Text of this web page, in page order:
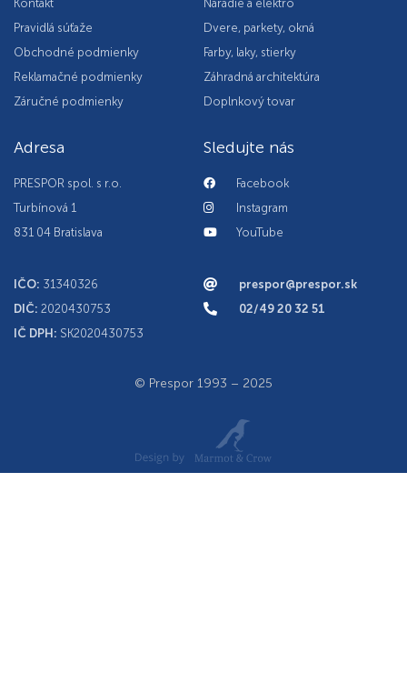
Kontakt
Pravidlá súťaže
Obchodné podmienky
Reklamačné podmienky
Záručné podmienky
Náradie a elektro
Dvere, parkety, okná
Farby, laky, stierky
Záhradná architektúra
Doplnkový tovar
Adresa
PRESPOR spol. s r.o.
Turbínová 1
831 04 Bratislava
IČO: 31340326
DIČ: 2020430753
IČ DPH: SK2020430753
Sledujte nás
Facebook
Instagram
YouTube
prespor@prespor.sk
02/49 20 32 51
© Prespor 1993 – 2025